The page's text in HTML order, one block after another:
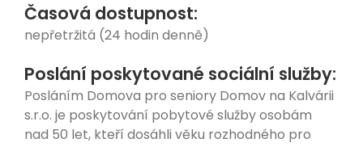
Časová dostupnost:
nepřetržitá (24 hodin denně)
Poslání poskytované sociální služby:
Posláním Domova pro seniory Domov na Kalvárii
s.r.o. je poskytování pobytové služby osobám
nad 50 let, kteří dosáhli věku rozhodného pro